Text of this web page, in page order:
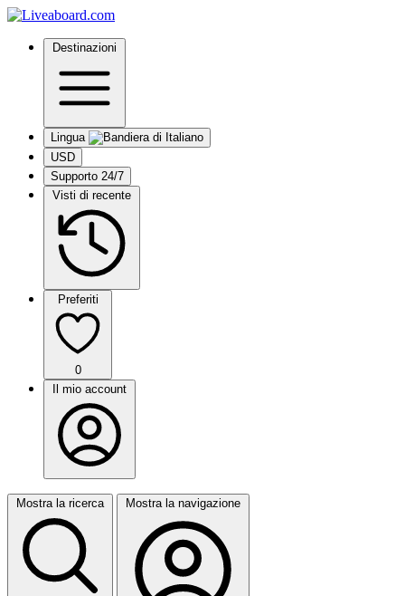
Destinazioni
Lingua
USD
Supporto 24/7
Visti di recente
Preferiti
0
Il mio account
Mostra la ricerca Mostra la navigazione